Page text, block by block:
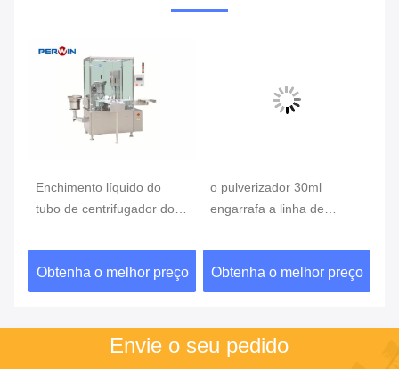
Enchimento líquido do
tubo de centrifugador do
equipamento 0.1~2ml
Obtenha o melhor preço
o pulverizador 30ml
engarrafa a linha de
com máquina de etiquetas
Obtenha o melhor preço
Envie o seu pedido